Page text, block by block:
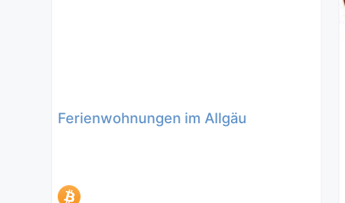
Ferienwohnungen im Allgäu